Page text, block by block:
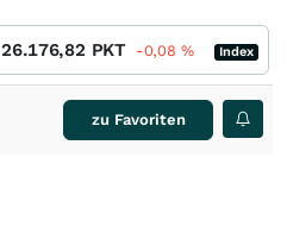
26.176,82 PKT -0,08 % Index
zu Favoriten